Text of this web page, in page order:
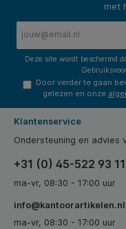
met
Deze site wordt beschermd
Door verder te gaan
gelezen en onze
Klantenservice
Ondersteuning en advies
+31 (0) 45-522 93 11
ma-vr, 08:30 - 17:00 uur
info@kantoorartikelen.nl
ma-vr, 08:30 - 17:00 uur